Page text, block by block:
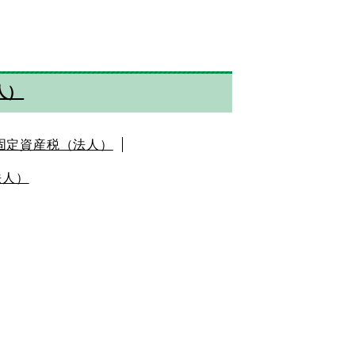
定資産税（法人）
）